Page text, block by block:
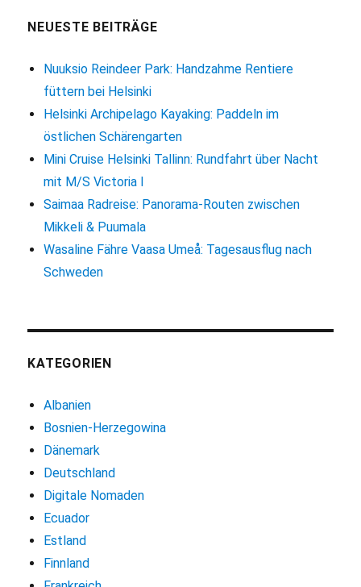
mit
Nachtzug
NEUESTE BEITRÄGE
Nuuksio Reindeer Park: Handzahme Rentiere
füttern bei Helsinki
Helsinki Archipelago Kayaking: Paddeln im
östlichen Schärengarten
Mini Cruise Helsinki Tallinn: Rundfahrt über Nacht
mit M/S Victoria I
Saimaa Radreise: Panorama-Routen zwischen
Mikkeli & Puumala
Wasaline Fähre Vaasa Umeå: Tagesausflug nach
Schweden
KATEGORIEN
Albanien
Bosnien-Herzegowina
Dänemark
Deutschland
Digitale Nomaden
Ecuador
Estland
Finnland